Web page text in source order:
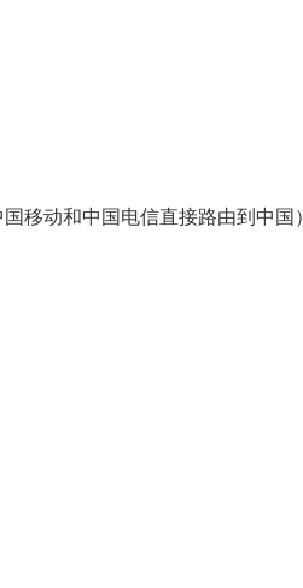
移动和中国电信直接路由到中国）